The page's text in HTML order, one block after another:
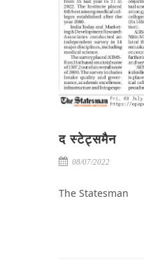
द स्टेट्समैन
08/07/2022
The Statesman